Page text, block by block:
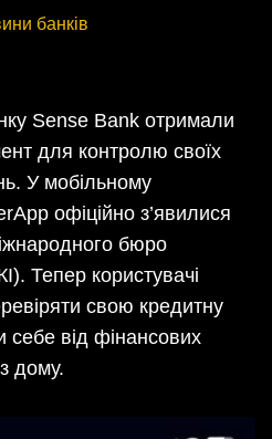
банків
Sense Bank отримали
для контролю своїх
У мобільному
офіційно з’явилися
бюро
Тепер користувачі
свою кредитну
себе від фінансових
дому.